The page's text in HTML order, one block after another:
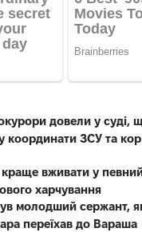
довели у суді,
координати ЗСУ та
краще вживати у
харчування
молодший сержант,
переїхав до Вараша